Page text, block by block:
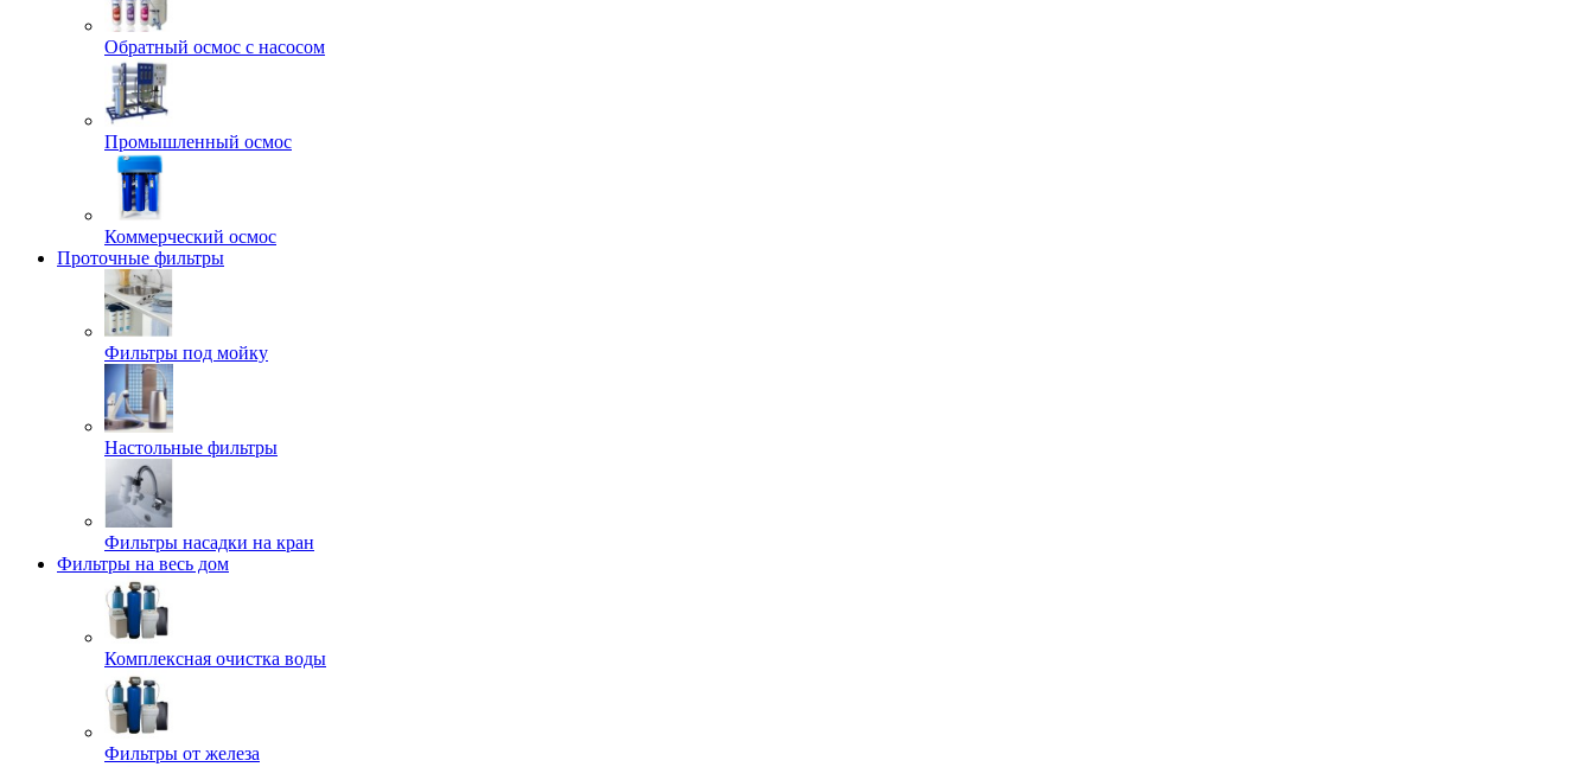
Обратный осмос с насосом
Промышленный осмос
Коммерческий осмос
Проточные фильтры
Фильтры под мойку
Настольные фильтры
Фильтры насадки на кран
Фильтры на весь дом
Комплексная очистка воды
Фильтры от железа